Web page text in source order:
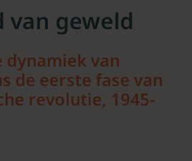
van geweld
dynamiek van
de eerste fase van
revolutie, 1945-